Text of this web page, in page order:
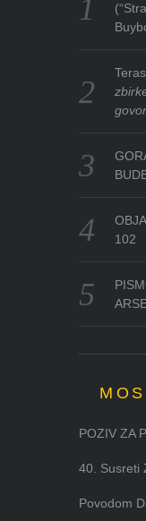
102
POZIV ZA
40. Susreti
Povodom